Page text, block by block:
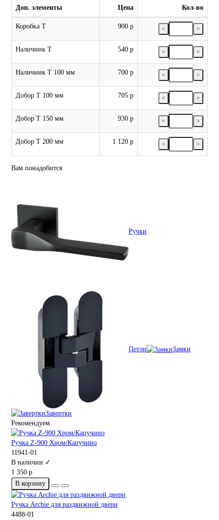
Доп. элементы Цена Кол-во
Коробка Т 900 р < >
Наличник Т 540 р < >
Наличник Т 100 мм 700 р < >
Добор Т 100 мм 705 р < >
Добор Т 150 мм 930 р < >
Добор Т 200 мм 1 120 р < >
Вам понадобится
Ручки
Петли Замки
Завертки
Рекомендуем
Ручка Z-900 Хром/Капучино
11941-01
В наличии ✓
1 350 р
В корзину
Ручка Archie для раздвижной двери
4488-01